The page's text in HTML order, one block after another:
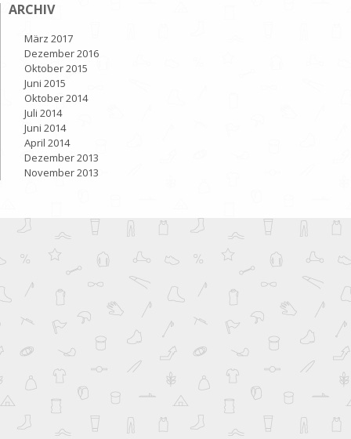
ARCHIV
März 2017
Dezember 2016
Oktober 2015
Juni 2015
Oktober 2014
Juli 2014
Juni 2014
April 2014
Dezember 2013
November 2013